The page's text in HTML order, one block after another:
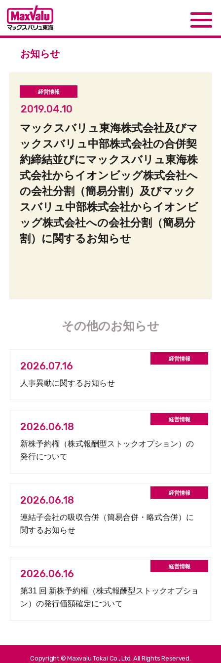
お知らせ
2019.04.10
マックスバリュ東海株式会社及びマ
ックスバリュ中部株式会社の合併契
約締結並びにマックスバリュ東海株
式会社からイオンビッグ株式会社へ
の会社分割（簡易分割）及びマック
スバリュ中部株式会社からイオンビ
ッグ株式会社への会社分割（簡易分
割）に関するお知らせ
その他のお知らせ
2026.07.16
人事異動に関するお知らせ
2026.06.18
新株予約権（株式報酬型ストックオプション）の
発行について
2026.06.18
連結子会社の吸収合併（簡易合併・略式合併）に
関するお知らせ
2026.06.16
第31 回 新株予約権（株式報酬型ストックオプショ
ン）の発行価額確定について
Copyright © Maxvalu Tokai Co., Ltd. All Rights Reserved.